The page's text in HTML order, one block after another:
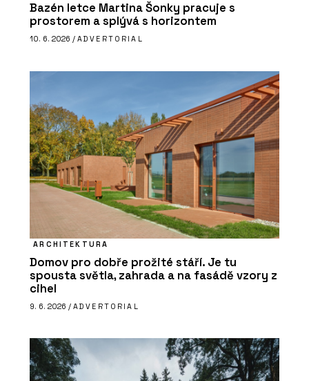
Bazén letce Martina Šonky pracuje s
prostorem a splývá s horizontem
10. 6. 2026 / ADVERTORIAL
ARCHITEKTURA
Domov pro dobře prožité stáří. Je tu
spousta světla, zahrada a na fasádě vzory z
cihel
9. 6. 2026 / ADVERTORIAL